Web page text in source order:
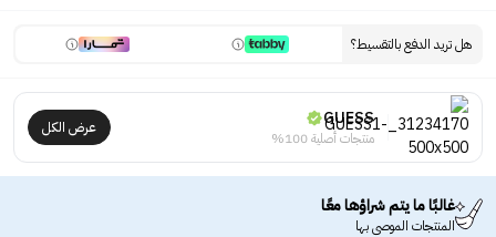
هل تريد الدفع بالتقسيط؟
GUESS
منتجات أصلية 100%
عرض الكل
غالبًا ما يتم شراؤها معًا
المنتجات الموصى بها